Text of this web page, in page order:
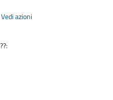
Vedi azioni